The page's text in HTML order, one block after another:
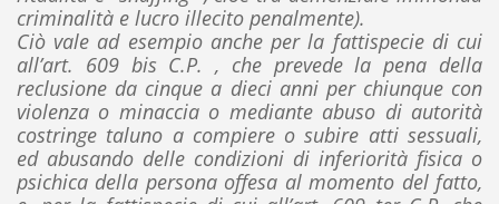
criminalità e lucro illecito penalmente).
Ciò vale ad esempio anche per la fattispecie di cui
all’art. 609 bis C.P. , che prevede la pena della
reclusione da cinque a dieci anni per chiunque con
violenza o minaccia o mediante abuso di autorità
costringe taluno a compiere o subire atti sessuali,
ed abusando delle condizioni di inferiorità fisica o
psichica della persona offesa al momento del fatto,